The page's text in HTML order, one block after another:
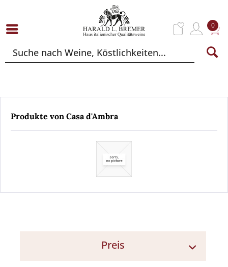
0
Produkte von Casa d'Ambra
Preis